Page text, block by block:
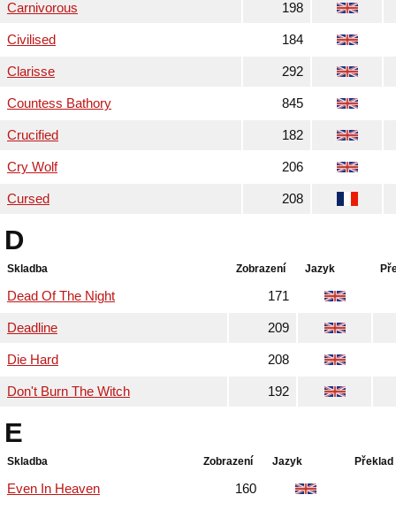
Carnivorous 198
Civilised 184
Clarisse 292
Countess Bathory 845
Crucified 182
Cry Wolf 206
Cursed 208
D
Skladba Zobrazení Jazyk
Dead Of The Night 171
Deadline 209
Die Hard 208
Don't Burn The Witch 192
E
Skladba Zobrazení Jazyk Překlad
Even In Heaven 160